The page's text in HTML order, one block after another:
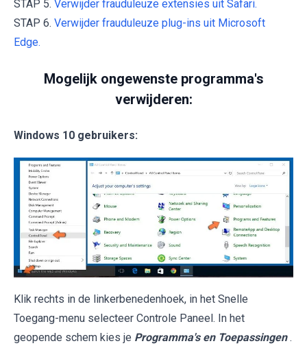
STAP 5. Verwijder frauduleuze extensies uit Safari.
STAP 6. Verwijder frauduleuze plug-ins uit Microsoft
Edge.
Mogelijk ongewenste programma's
verwijderen:
Windows 10 gebruikers:
Klik rechts in de linkerbenedenhoek, in het Snelle
Toegang-menu selecteer Controle Paneel. In het
geopende schem kies je Programma's en Toepassingen .